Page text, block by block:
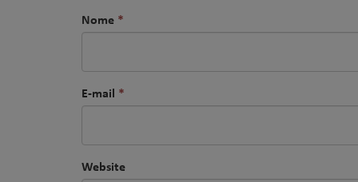
Nome *
E-mail *
Website